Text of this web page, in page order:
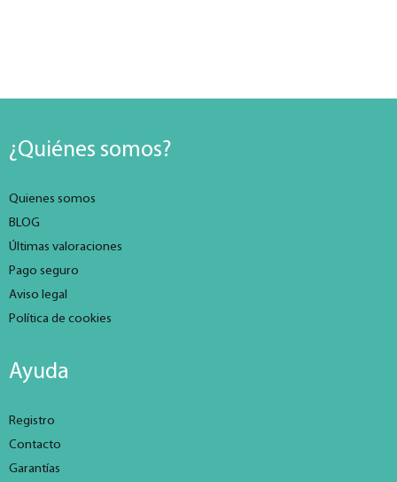
¿Quiénes somos?
Quienes somos
BLOG
Últimas valoraciones
Pago seguro
Aviso legal
Política de cookies
Ayuda
Registro
Contacto
Garantías